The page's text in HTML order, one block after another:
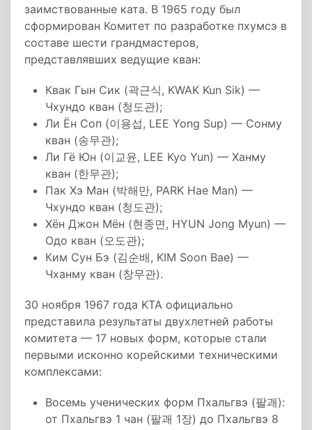
заимствованные ката. В 1965 году был
сформирован Комитет по разработке пхумсэ в
составе шести грандмастеров,
представлявших ведущие кван:
Квак Гын Сик (곽근식, KWAK Kun Sik) —
Чхундо кван (청도관);
Ли Ён Соп (이용섭, LEE Yong Sup) — Сонму
кван (송무관);
Ли Гё Юн (이교윤, LEE Kyo Yun) — Ханму
кван (한무관);
Пак Хэ Ман (박해만, PARK Hae Man) —
Чхундо кван (청도관);
Хён Джон Мён (현종면, HYUN Jong Myun) —
Одо кван (오도관);
Ким Сун Бэ (김순배, KIM Soon Bae) —
Чханму кван (창무관).
30 ноября 1967 года KTA официально
представила результаты двухлетней работы
комитета — 17 новых форм, которые стали
первыми исконно корейскими техническими
комплексами:
Восемь ученических форм Пхальгвэ (팔괘):
от Пхальгвэ 1 чан (팔괘 1장) до Пхальгвэ 8